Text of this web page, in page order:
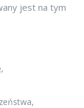
jest na tym